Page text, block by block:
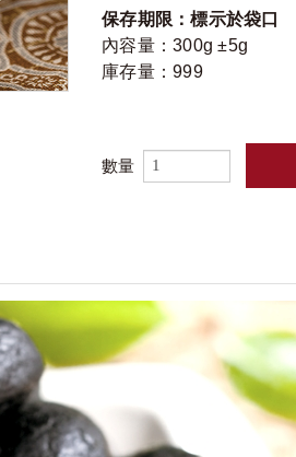
保存期限：標示於袋口
內容量：300g ±5g
庫存量：999
數量